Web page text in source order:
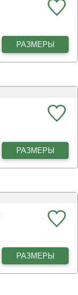
РАЗМЕРЫ
РАЗМЕРЫ
РАЗМЕРЫ